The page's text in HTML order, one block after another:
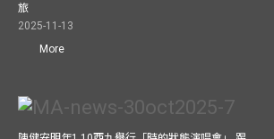
旅
2025-11-13
More